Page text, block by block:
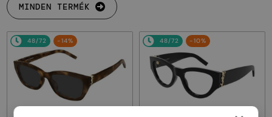
MINDEN TERMÉK
48/72 -14% 48/72 -10%